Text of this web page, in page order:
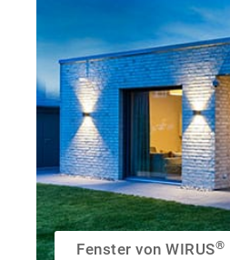
Fenster von WIRUS®